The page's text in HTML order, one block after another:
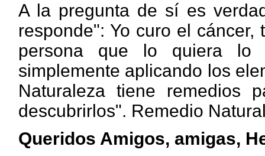
A la pregunta de sí es
responde": Yo curo el
persona que lo quiera lo
simplemente aplicando los
Naturaleza tiene remedios
descubrirlos". Remedio
Queridos Amigos, amigas,